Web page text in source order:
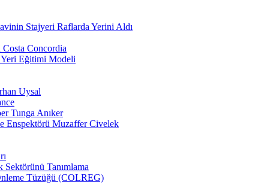
Stajyeri Raflarda Yerini Aldı
Costa Concordia
Eğitimi Modeli
Uysal
Tunga Anıker
Enspektörü Muzaffer Civelek
Tanımlama
Tüzüğü (COLREG)